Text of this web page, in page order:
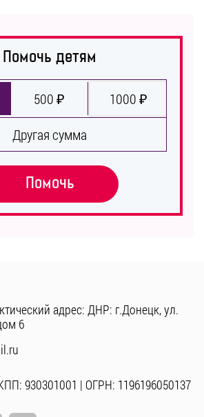
Помочь детям
500 ₽
1000 ₽
Другая сумма
Помочь
адрес: ДНР: г.Донецк, ул.
6
930301001 | ОГРН: 1196196050137